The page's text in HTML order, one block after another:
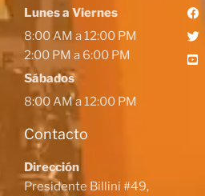
Lunes a Viernes
8:00 AM a 12:00 PM
2:00 PM a 6:00 PM
Sábados
8:00 AM a 12:00 PM
Contacto
Dirección
Presidente Billini #49,